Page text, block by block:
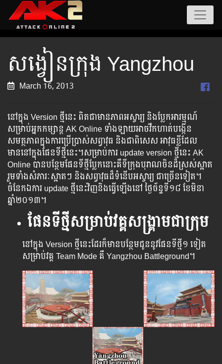
សង្វៀនក្រុង​ Yangzhou
March 16, 2013
នៅ​ក្នុង​ Version ថ្មីនេះ ពិត​ជា​មាន​ភាពអស្ចារ្យ​ និង​ប្លែកអារម្មណ៍​
សម្រាប់​អ្នកកម្សាន្ត AK Online ទាំងឡាយអាច​វឹកហាត់​បង្កើន
សមត្ថភាព​ក្នុង​ការ​ប្រើ​ប្រាស់សព្វាវុធ​ និងជាពិសេស អាវុធខ្លី​ដែល​
មាននៅក្នុងផែនទីថ្មីនេះ។សម្រាប់ការ update version ថ្មីនេះ AK
Online បានបន្ថែមផែនទីថ្មីប្លែកនោះ​គឺទីក្រុងបុរាណចិន​ដ៏​ស្រស់​ស្អាត
រួមទាំងសំភារៈស្អាតៗ និងសព្វាវុធដ៏ទំនើបអស្ចារ្យ ជាច្រើនទៀត។
ចំនែកឯការ update ថ្មីនេះវិញនិងធ្វើឡើងនៅ ថ្ងៃច័ន្ទទី១៨ ខែមិនា​
ឆ្នាំ២០១៣។
ផែនទីថ្មីសម្រាប់វគ្គសង្រ្គាម​ជាក្រុម
នៅក្នុង Version ថ្មី​នេះ​ដែរ​ក៏​មាន​បន្ថែម​ជូន​នូវ​ផែន​ទីថ្មី​១ ទៀត​
សម្រាប់​វគ្គ​ Team Mode គឺ Yangzhou Battleground។